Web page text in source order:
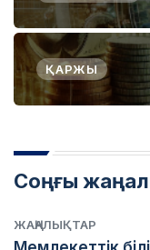
ҚАРЖЫ
Соңғы
ЖАҢАЛЫҚТАР